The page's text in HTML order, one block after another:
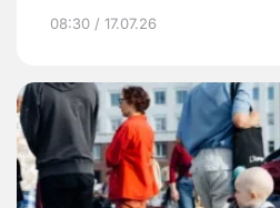
08:30 / 17.07.26